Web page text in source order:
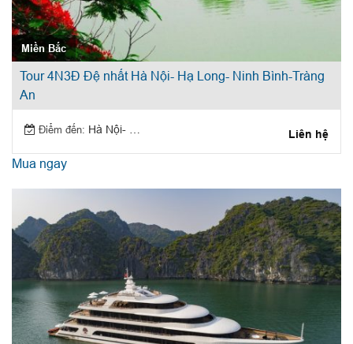
Miền Bắc
Tour 4N3Đ Đệ nhất Hà Nội- Hạ Long- Ninh Bình-Tràng
An
Điểm đến: Hà Nội- Hạ Long- Ninh Bình Liên hệ
Mua ngay